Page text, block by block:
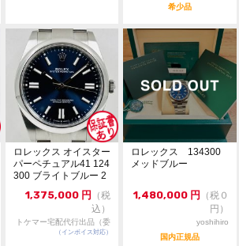
希少品
ロレックス オイスター
パーペチュアル41 124
300 ブライトブルー 2
1,375,000 円 （税
込）
トケマー宅配代行出品（委
託販売）
（インボイス対応）
ロレックス 134300
メッドブルー
1,480,000 円 （税０
円）
yoshihiro
国内正規品